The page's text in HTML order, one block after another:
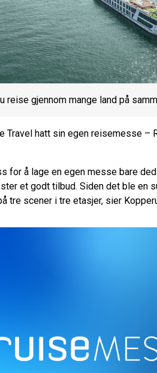
reise gjennom mange land på
Travel hatt sin egen reisemesse –
for å lage en egen messe bare
et godt tilbud. Siden det ble en
tre scener i tre etasjer, sier